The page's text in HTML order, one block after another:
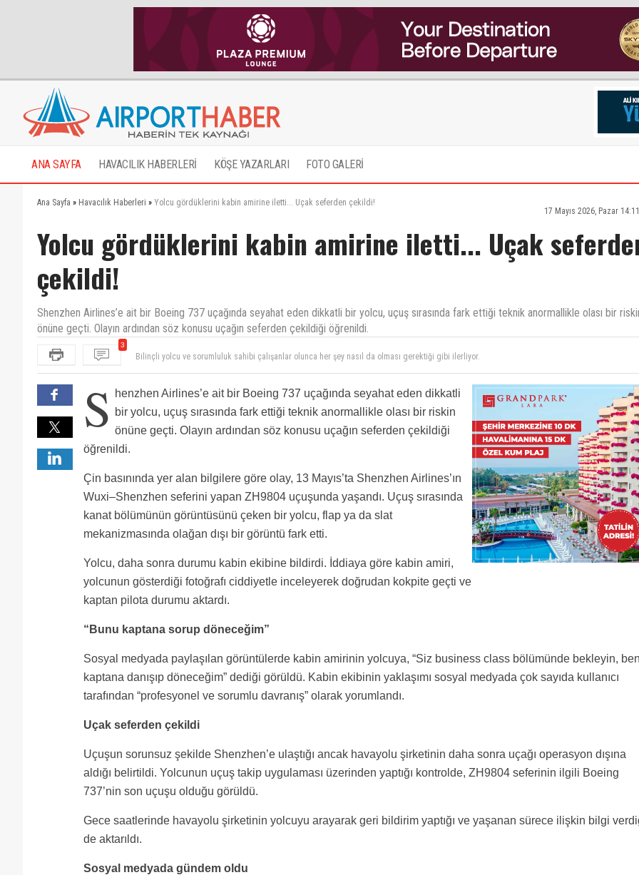
ANA SAYFA HAVACILIK HABERLERİ KÖŞE YAZARLARI FOTO GALERİ
Ana Sayfa » Havacılık Haberleri » Yolcu gördüklerini kabin amirine iletti... Uçak seferden çekildi!
17 Mayıs 2026, Pazar
Yolcu gördüklerini kabin amirine iletti... Uçak
çekildi!
Shenzhen Airlines’e ait bir Boeing 737 uçağında seyahat eden dikkatli bir yolcu, uçuş sırasında fark ettiği teknik anormallikle olası bir
önüne geçti. Olayın ardından söz konusu uçağın seferden çekildiği öğrenildi.
3
Yolcuya da kabin amirine de pilotlara da helal olsun. Belki de ciddi bir kazanın önüne geçtiler.
S
henzhen Airlines’e ait bir Boeing 737 uçağında seyahat eden dikkatli
bir yolcu, uçuş sırasında fark ettiği teknik anormallikle olası bir riskin
önüne geçti. Olayın ardından söz konusu uçağın seferden çekildiği
öğrenildi.
Çin basınında yer alan bilgilere göre olay, 13 Mayıs’ta Shenzhen Airlines’ın
Wuxi–Shenzhen seferini yapan ZH9804 uçuşunda yaşandı. Uçuş sırasında
kanat bölümünün görüntüsünü çeken bir yolcu, flap ya da slat
mekanizmasında olağan dışı bir görüntü fark etti.
Yolcu, daha sonra durumu kabin ekibine bildirdi. İddiaya göre kabin amiri,
yolcunun gösterdiği fotoğrafı ciddiyetle inceleyerek doğrudan kokpite geçti ve
kaptan pilota durumu aktardı.
“Bunu kaptana sorup döneceğim”
Sosyal medyada paylaşılan görüntülerde kabin amirinin yolcuya, “Siz business class bölümünde bekleyin,
kaptana danışıp döneceğim” dediği görüldü. Kabin ekibinin yaklaşımı sosyal medyada çok sayıda kullanıcı
tarafından “profesyonel ve sorumlu davranış” olarak yorumlandı.
Uçak seferden çekildi
Uçuşun sorunsuz şekilde Shenzhen’e ulaştığı ancak havayolu şirketinin daha sonra uçağı operasyon dışına
aldığı belirtildi. Yolcunun uçuş takip uygulaması üzerinden yaptığı kontrolde, ZH9804 seferinin ilgili Boeing
737’nin son uçuşu olduğu görüldü.
Gece saatlerinde havayolu şirketinin yolcuyu arayarak geri bildirim yaptığı ve yaşanan sürece ilişkin bilgi
de aktarıldı.
Sosyal medyada gündem oldu